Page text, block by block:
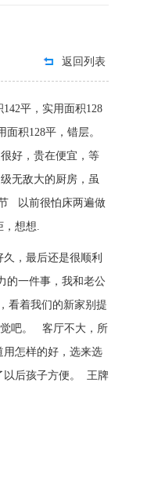
返回列表
平，实用面积128
128平，错层。
好，贵在便宜，等
无敌大的厨房，虽
以前很怕床两遍做
，想想.
，最后还是很顺利
一件事，我和老公
看着我们的新家别提
吧。 客厅不大，所
怎样的好，选来选
以后孩子方便。 王牌